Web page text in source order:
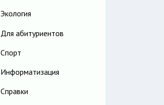
Экология
Для абитуриентов
Спорт
Информатизация
Справки